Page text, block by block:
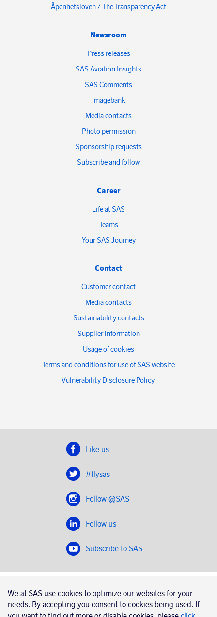
Åpenhetsloven / The Transparency Act
Newsroom
Press releases
SAS Aviation Insights
SAS Comments
Imagebank
Media contacts
Photo permission
Sponsorship requests
Subscribe and follow
Career
Life at SAS
Teams
Your SAS Journey
Contact
Customer contact
Media contacts
Sustainability contacts
Supplier information
Usage of cookies
Terms and conditions for use of SAS website
Vulnerability Disclosure Policy
Like us
#flysas
Follow @SAS
Follow us
Subscribe to SAS
SAS 2020
SAS AB, registration number 556606-8499, SE-195 87
Stockholm, Sweden
We at SAS use cookies to optimize our websites for your
needs. By accepting you consent to cookies being used. If